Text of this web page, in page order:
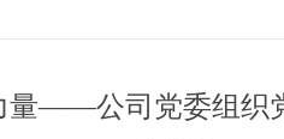
量——公司党委组织